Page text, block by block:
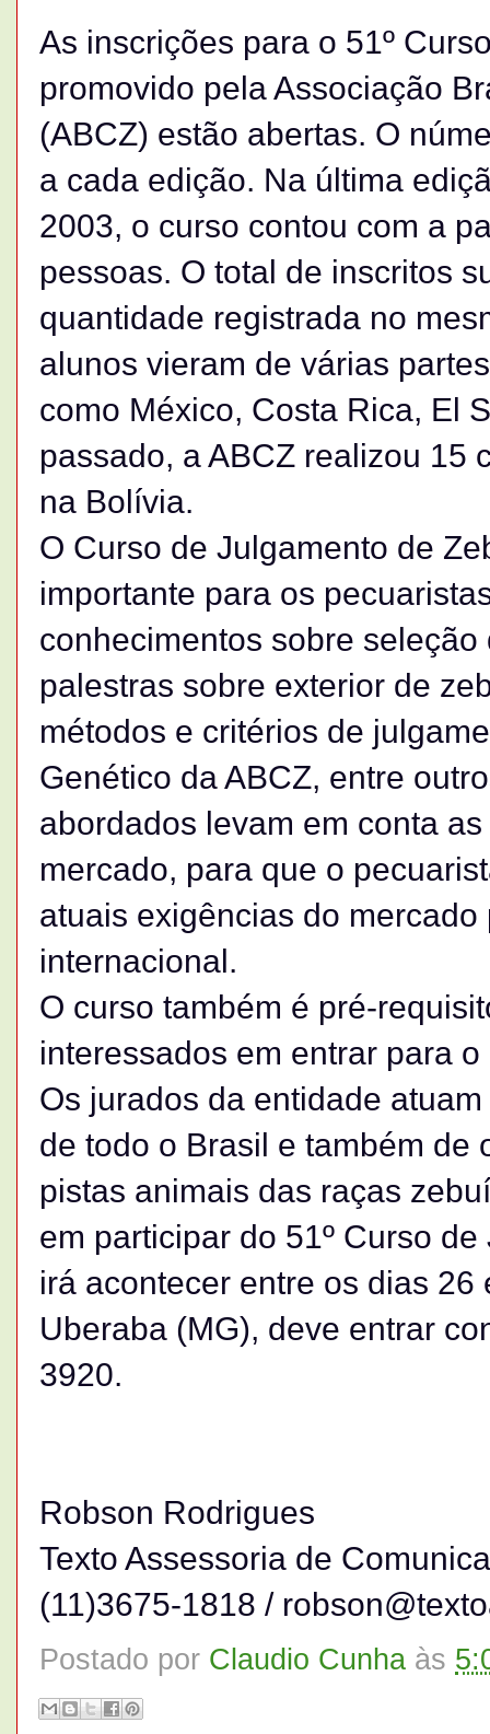
As inscrições para o 51º
promovido pela Associação
(ABCZ) estão abertas. O
a cada edição. Na última
2003, o curso contou com a
pessoas. O total de inscritos
quantidade registrada no
alunos vieram de várias
como México, Costa Rica, El
passado, a ABCZ realizou 15
na Bolívia.
O Curso de Julgamento de
importante para os
conhecimentos sobre
palestras sobre exterior de
métodos e critérios de
Genético da ABCZ, entre
abordados levam em conta
mercado, para que o
atuais exigências do
internacional.
O curso também é pré-
interessados em entrar para
Os jurados da entidade
de todo o Brasil e também de
pistas animais das raças
em participar do 51º Curso
irá acontecer entre os dias
Uberaba (MG), deve entrar
3920.
Robson Rodrigues
Texto Assessoria de
(11)3675-1818 /
Postado por Claudio Cunha às